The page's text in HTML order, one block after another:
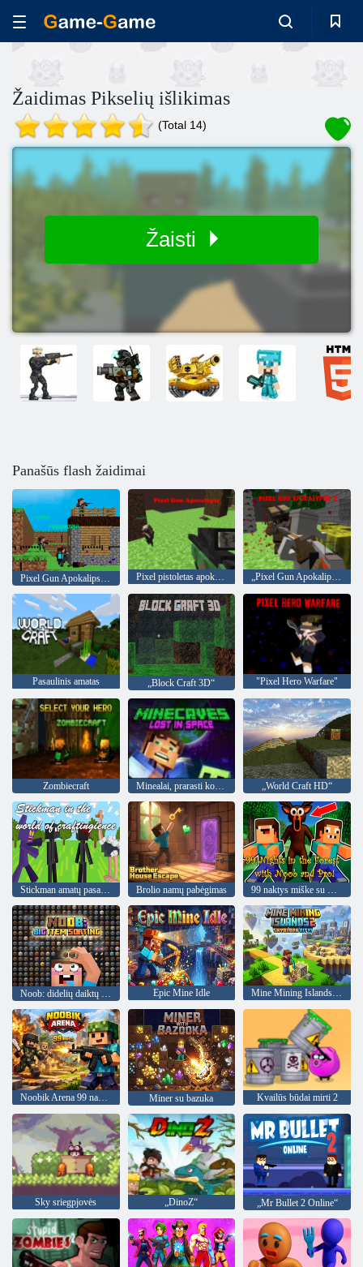
Žaidimas Pikselių išlikimas
(Total 14)
Žaisti
Panašūs flash žaidimai
Pixel Gun Apokalipsė 3 Pixel pistoletas apokalipsė „Pixel Gun Apokalipsė“ 2
Pasaulinis amatas „Block Craft 3D“ "Pixel Hero Warfare"
Zombiecraft Minealai, prarasti kosmose „World Craft HD“
Brolio namų pabėgimas
Noob: didelių daiktų rūšiavimas Epic Mine Idle Mine Mining Islands 2: Skyblock City!
Noobik Arena 99 naktys Miner su bazuka Kvailūs būdai mirti 2
Sky sriegpjovės „DinoZ“ „Mr Bullet 2 Online“